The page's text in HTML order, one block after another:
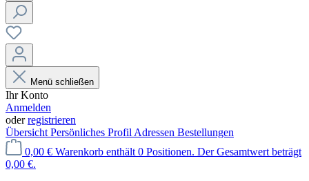
Menü schließen
Ihr Konto
Anmelden
oderregistrieren
Übersicht Persönliches Profil Adressen Bestellungen
0,00 € Warenkorb enthält 0 Positionen. Der Gesamtwert beträgt
0,00 €.